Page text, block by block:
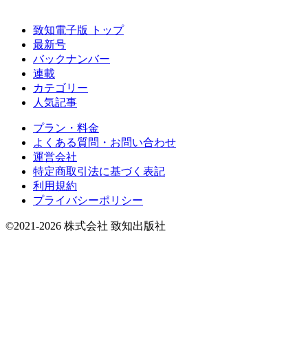
致知電子版 トップ
最新号
バックナンバー
連載
カテゴリー
人気記事
プラン・料金
よくある質問・お問い合わせ
運営会社
特定商取引法に基づく表記
利用規約
プライバシーポリシー
©2021-2026 株式会社 致知出版社